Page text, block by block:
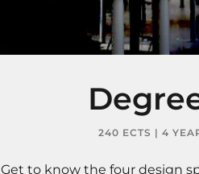
240 ECTS | 4
Get to know the four design